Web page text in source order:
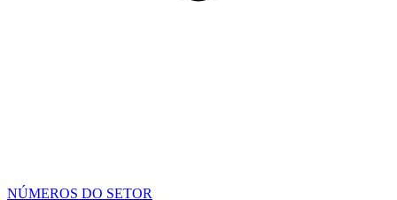
NÚMEROS DO SETOR